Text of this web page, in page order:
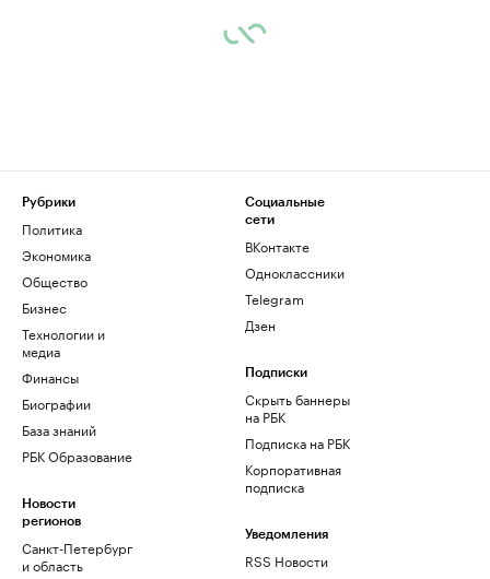
Рубрики
Политика
Экономика
Общество
Бизнес
Технологии и
медиа
Финансы
Биографии
База знаний
РБК Образование
Новости
регионов
Санкт-Петербург
и область
Социальные
сети
ВКонтакте
Одноклассники
Telegram
Дзен
Подписки
Скрыть баннеры
на РБК
Подписка на РБК
Корпоративная
подписка
Уведомления
RSS Новости